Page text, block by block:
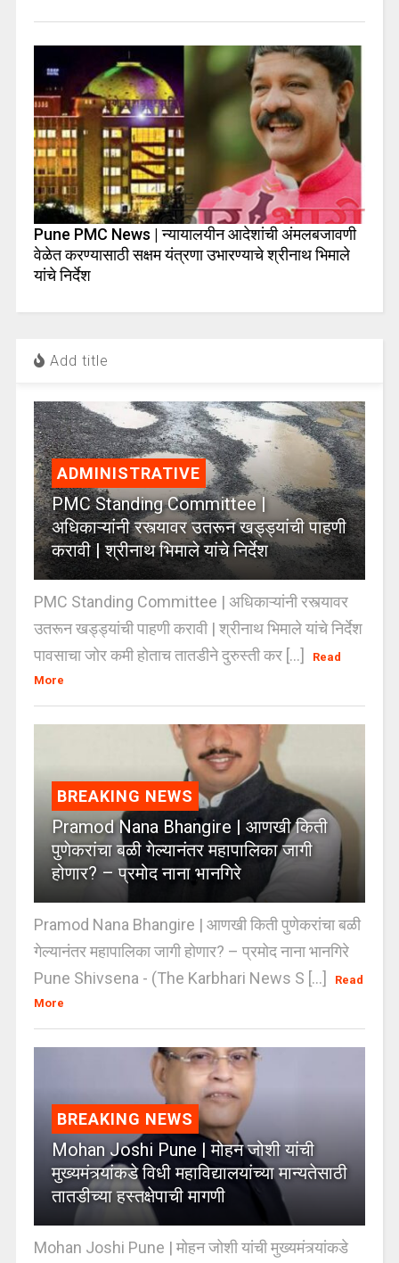
Pune PMC News | न्यायालयीन आदेशांची अंमलबजावणी
वेळेत करण्यासाठी सक्षम यंत्रणा उभारण्याचे श्रीनाथ भिमाले
यांचे निर्देश
Add title
ADMINISTRATIVE
PMC Standing Committee |
अधिकाऱ्यांनी रस्त्यावर उतरून खड्ड्यांची पाहणी
करावी | श्रीनाथ भिमाले यांचे निर्देश
PMC Standing Committee | अधिकाऱ्यांनी रस्त्यावर
उतरून खड्ड्यांची पाहणी करावी | श्रीनाथ भिमाले यांचे निर्देश
पावसाचा जोर कमी होताच तातडीने दुरुस्ती कर [...]
Read
More
BREAKING NEWS
Pramod Nana Bhangire | आणखी किती
पुणेकरांचा बळी गेल्यानंतर महापालिका जागी
होणार? – प्रमोद नाना भानगिरे
Pramod Nana Bhangire | आणखी किती पुणेकरांचा बळी
गेल्यानंतर महापालिका जागी होणार? – प्रमोद नाना भानगिरे
Pune Shivsena - (The Karbhari News S [...]
Read
More
BREAKING NEWS
Mohan Joshi Pune | मोहन जोशी यांची
मुख्यमंत्र्यांकडे विधी महाविद्यालयांच्या मान्यतेसाठी
तातडीच्या हस्तक्षेपाची मागणी
Mohan Joshi Pune | मोहन जोशी यांची मुख्यमंत्र्यांकडे